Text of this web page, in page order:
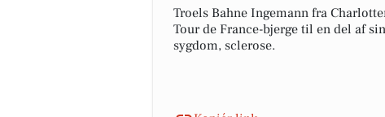
Troels Bahne Ingemann fra
Tour de France-bjerge til en del af
sygdom, sclerose.